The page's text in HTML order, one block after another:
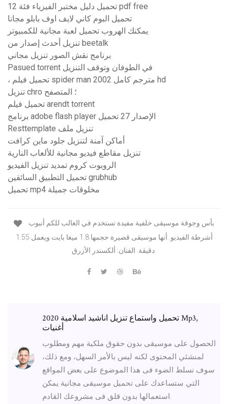
تحميل دليل مختبر الفيزياء فئة 12 pdf free
تحميل البوم كاني لايف اوف بابلو مجانا
يمكنك الهروب تحميل لعبة مجانية للكمبيوتر
تنزيل أحدث إصدار من beetalk
برنامج نقش الصور تنزيل مجاني
Pasued torrent في الطوفان وتوقف التنزيل
، تحميل فيلم spider man 2002 مترجم كامل hd
تنزيل chro ؛ المتصفح
تحميل فيلم arendt torrent
برنامج adobe flash player الإصدار 27 تحميل
Resttemplate تنزيل ملف
أماكن آمنة لتنزيل جلود ماين كرافت
تنزيل مقاطع فيديو مجانية للألعاب النارية
الروبوت كروم تمديد تنزيل الفيديو
تحميل التطبيق السائقين grubhub
تحميل mp4 مخلوقات جميلة
أشرطة الفيديو. أنها موسيقى قصيرة حجمها 1.8 ميغا بايت ويعمل 1.55
تحميل واستماع تنزيل اناشيد اسلامية 2020 Mp3,
أغنيات
الحصول على موسيقى بدون حقوق ملكية مهم ومطلوب
لمنشئي المحتوى لكنه ليس بالأمر السهل، ومع ذلك،
سوف نسلط الضوء فى هذا الموضوع على بعض المواقع
التي ستساعدك على تحميل موسيقى مجانية يمكن
استعمالها بدون قلق فى مشروعك القادم.